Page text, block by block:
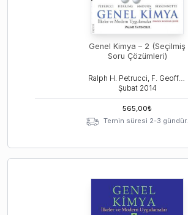
Genel Kimya – 2 (Seçilmiş
Soru Çözümleri)
Ralph H. Petrucci, F. Geoffrey Herring, Jeff Madura
Şubat 2014
565,00₺
Temin süresi 2-3 gündür.